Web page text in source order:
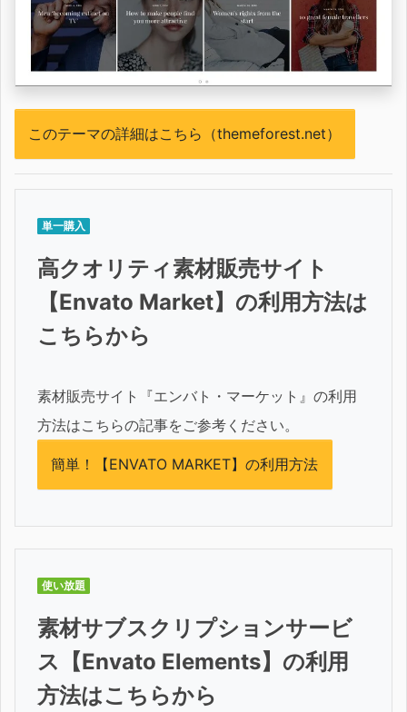
このテーマの詳細はこちら（themeforest.net）
単一購入
高クオリティ素材販売サイト
【Envato Market】の利用方法は
こちらから
素材販売サイト『エンバト・マーケット』の利用
方法はこちらの記事をご参考ください。
簡単！【ENVATO MARKET】の利用方法
使い放題
素材サブスクリプションサービ
ス【Envato Elements】の利用
方法はこちらから